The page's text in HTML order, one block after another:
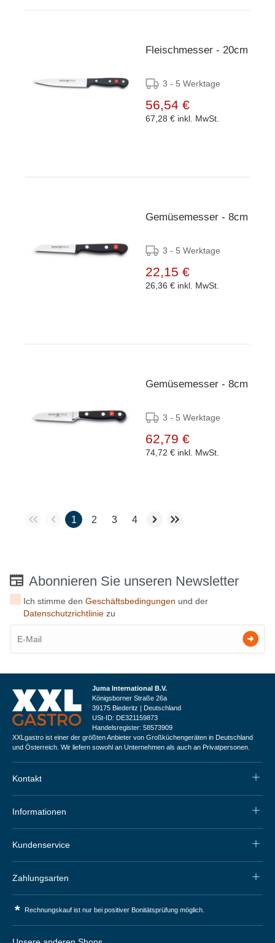
Fleischmesser - 20cm
3 - 5 Werktage
56,54 €
67,28 € inkl. MwSt.
Gemüsemesser - 8cm
3 - 5 Werktage
22,15 €
26,36 € inkl. MwSt.
Gemüsemesser - 8cm
3 - 5 Werktage
62,79 €
74,72 € inkl. MwSt.
1 2 3 4
Abonnieren Sie unseren Newsletter
Ich stimme denGeschäftsbedingungen und der
Datenschutzrichtlinie zu
Juma International B.V.
Königsborner Straße 26a
39175 Biederitz | Deutschland
USt-ID: DE321159873
Handelsregister: 58573909
XXLgastro ist einer der größten Anbieter von Großküchengeräten in Deutschland
und Österreich. Wir liefern sowohl an Unternehmen als auch an Privatpersonen.
Kontakt
Informationen
Kundenservice
Zahlungsarten
* Rechnungskauf ist nur bei positiver Bonitätsprüfung möglich.